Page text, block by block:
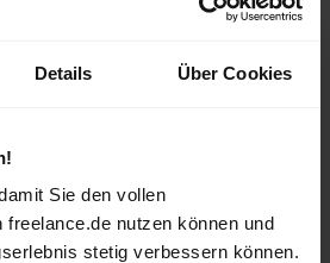
Details Über Cookies
Sie den vollen
freelance.de nutzen können und
stetig verbessern können.
Freelancer ihre Arbeitszeit und -
Abläufe
der
sind hier essenziell.
als Unternehmen die